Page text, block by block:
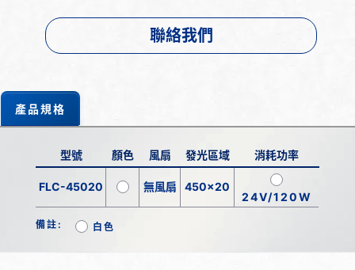
聯絡我們
產品規格
型號 顏色 風扇 發光區域 消耗功率
FLC-45020 無風扇 450x20
24V/120W
備註: 白色